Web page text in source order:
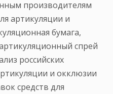
производителям
артикуляции и
бумага,
спрей
российских
и окклюзии
средств для